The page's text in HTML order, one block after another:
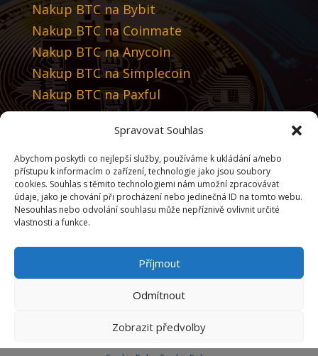
Spravovat Souhlas
Abychom poskytli co nejlepší služby, používáme k ukládání a/nebo
přístupu k informacím o zařízení, technologie jako jsou soubory
cookies. Souhlas s těmito technologiemi nám umožní zpracovávat
údaje, jako je chování při procházení nebo jedinečná ID na tomto webu.
Nesouhlas nebo odvolání souhlasu může nepříznivě ovlivnit určité
vlastnosti a funkce.
Příjmout
Odmítnout
Zobrazit předvolby
Nakup BTC na Bybit
Nakup BTC na Coinmate
Nakup BTC na Anycoin
Nakup BTC na Simplecoin
Nakup BTC na Paxful
Priporočamo
Tradingview
Izberite jezik
Izberite valuto